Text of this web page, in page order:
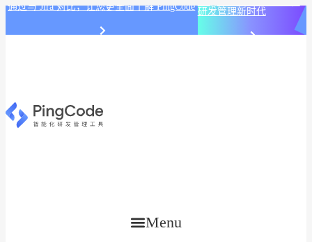
通过与 Jira 对比，让您更全面了解 PingCode 研发管理新时代
Menu